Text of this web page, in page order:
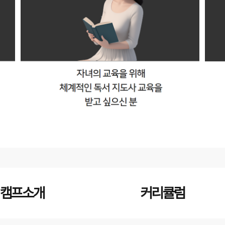
캠프소개 커리큘럼